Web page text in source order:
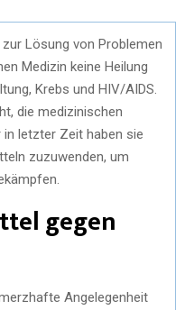
Lösung von Problemen
Medizin keine Heilung
Krebs und HIV/AIDS.
die medizinischen
letzter Zeit haben sie
zuzuwenden, um
gegen
Angelegenheit